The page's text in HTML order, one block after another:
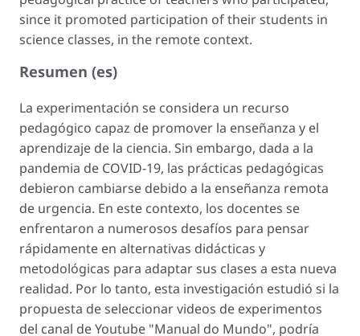
since it promoted participation of their students in
science classes, in the remote context.
Resumen (es)
La experimentación se considera un recurso
pedagógico capaz de promover la enseñanza y el
aprendizaje de la ciencia. Sin embargo, dada a la
pandemia de COVID-19, las prácticas pedagógicas
debieron cambiarse debido a la enseñanza remota
de urgencia. En este contexto, los docentes se
enfrentaron a numerosos desafíos para pensar
rápidamente en alternativas didácticas y
metodológicas para adaptar sus clases a esta nueva
realidad. Por lo tanto, esta investigación estudió si la
propuesta de seleccionar videos de experimentos
del canal de Youtube "Manual do Mundo", podría